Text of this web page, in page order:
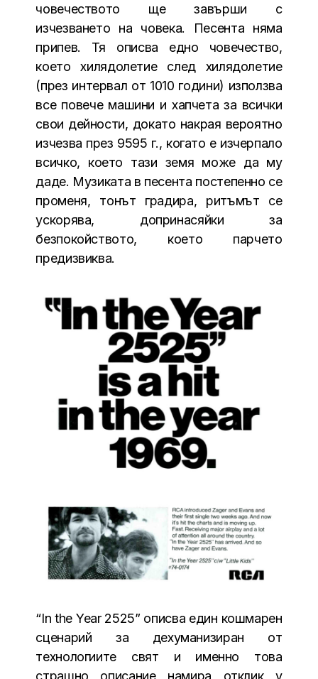
човечеството ще завърши с
изчезването на човека. Песента няма
припев. Тя описва едно човечество,
което хилядолетие след хилядолетие
(през интервал от 1010 години) използва
все повече машини и хапчета за всички
свои дейности, докато накрая вероятно
изчезва през 9595 г., когато е изчерпало
всичко, което тази земя може да му
даде. Музиката в песента постепенно се
променя, тонът градира, ритъмът се
ускорява, допринасяйки за
безпокойството, което парчето
предизвиква.
“In the Year 2525” описва един кошмарен
сценарий за дехуманизиран от
технологиите свят и именно това
страшно описание намира отклик у